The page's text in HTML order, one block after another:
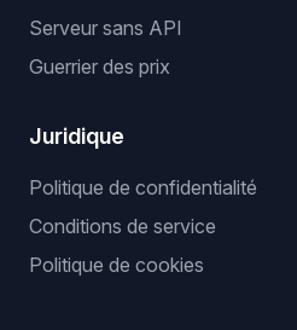
Serveur sans API
Guerrier des prix
Juridique
Politique de confidentialité
Conditions de service
Politique de cookies